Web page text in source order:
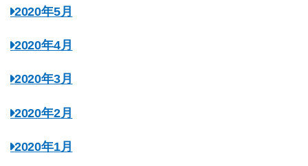
2020年5月
2020年4月
2020年3月
2020年2月
2020年1月